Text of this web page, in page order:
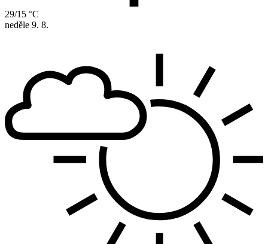
29/15 °C
neděle 9. 8.